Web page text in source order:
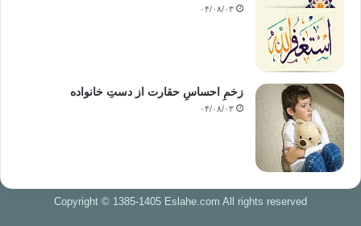
۰۴/۰۸/۰۳
زخمِ احساسِ حقارت از دستِ خانواده
۰۴/۰۸/۰۳
Copyright © 1385-1405 Eslahe.com All rights reserved